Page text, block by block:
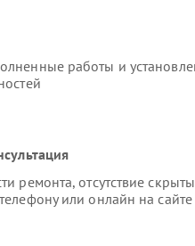
работы и
ремонта, отсутствие
или онлайн на сайте